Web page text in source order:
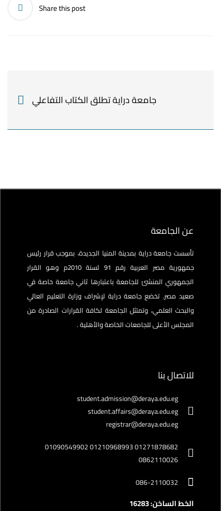
Share this post
جامعة دراية تطلق الكتاب التفاعلي
عن الجامعة
تأسست جامعة دراية بمدينة المنيا الجديدة، بموجب قرار رئيس
جمهورية مصر العربية رقم 91 لسنة 2010م وهو القرار
الجمهوري المنشئ للجامعة باعتبارها ثاني جامعة خاصة في
صعيد مصر. تخضع جامعة دراية لإشراف وزارة التعليم العالي
والبحث العلمي، وتمتثل الجامعة لكافة القرارات الصادرة من
المجلس الأعلى للجامعات الخاصة والأهلية .
للاتصال بنا
student.admission@deraya.edu.eg
student.affairs@deraya.edu.eg
registrar@deraya.edu.eg
01271878682 01210968993 01090549902
0862110026
086-2110032
الخط الساخن: 16283